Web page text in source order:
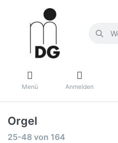
Menü Anmelden
Orgel
25-48 von 164